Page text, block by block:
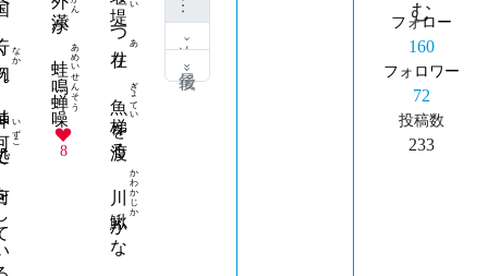
フォロー
160
フォロワー
72
投稿数
233
…
次 ›
最後 »
一つ
あ
り
魚梯 ぎょてい
を渡る
川鰍かわかじか
かな
が
蛙鳴蝉噪あめいせんそう
8
なか
は
いずこ
いる